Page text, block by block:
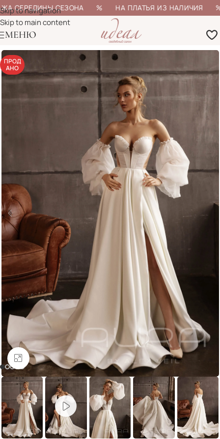
СЕРЕДИНЫ СЕЗОНА % НА ПЛАТЬЯ ИЗ НАЛИЧИЯ %
Skip to navigation
Skip to main content
МЕНЮ
ПРОД
АНО
Увеличить